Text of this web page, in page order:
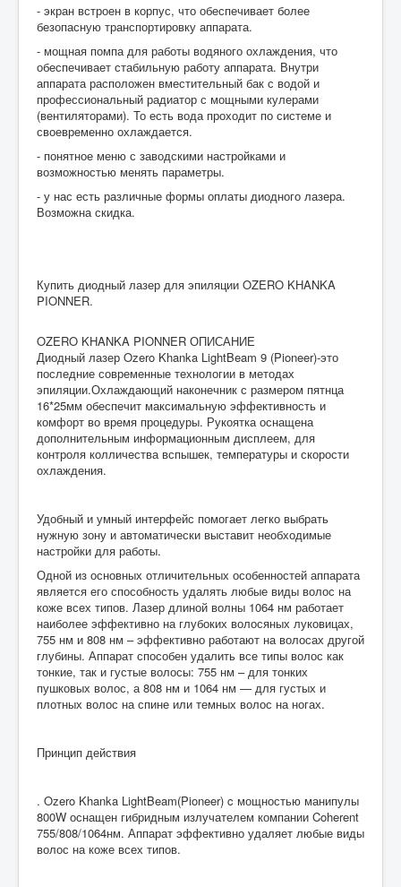
- экран встроен в корпус, что обеспечивает более
безопасную транспортировку аппарата.
- мощная помпа для работы водяного охлаждения, что
обеспечивает стабильную работу аппарата. Внутри
аппарата расположен вместительный бак с водой и
профессиональный радиатор с мощными кулерами
(вентиляторами). То есть вода проходит по системе и
своевременно охлаждается.
- понятное меню с заводскими настройками и
возможностью менять параметры.
- у нас есть различные формы оплаты диодного лазера.
Возможна скидка.
Купить диодный лазер для эпиляции OZERO KHANKA
PIONNER.
OZERO KHANKA PIONNER ОПИСАНИЕ
Диодный лазер Ozero Khanka LightBeam 9 (Pioneer)-это
последние современные технологии в методах
эпиляции.Охлаждающий наконечник с размером пятнца
16*25мм обеспечит максимальную эффективность и
комфорт во время процедуры. Рукоятка оснащена
дополнительным информационным дисплеем, для
контроля колличества вспышек, температуры и скорости
охлаждения.
Удобный и умный интерфейс помогает легко выбрать
нужную зону и автоматически выставит необходимые
настройки для работы.
Одной из основных отличительных особенностей аппарата
является его способность удалять любые виды волос на
коже всех типов. Лазер длиной волны 1064 нм работает
наиболее эффективно на глубоких волосяных луковицах,
755 нм и 808 нм – эффективно работают на волосах другой
глубины. Аппарат способен удалить все типы волос как
тонкие, так и густые волосы: 755 нм – для тонких
пушковых волос, а 808 нм и 1064 нм — для густых и
плотных волос на спине или темных волос на ногах.
Принцип действия
. Ozero Khanka LightBeam(Pioneer) c мощностью манипулы
800W оснащен гибридным излучателем компании Coherent
755/808/1064нм. Аппарат эффективно удаляет любые виды
волос на коже всех типов.